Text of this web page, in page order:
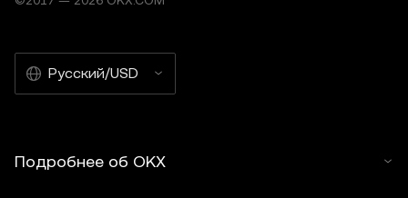
Русский/USD
Подробнее об OKX